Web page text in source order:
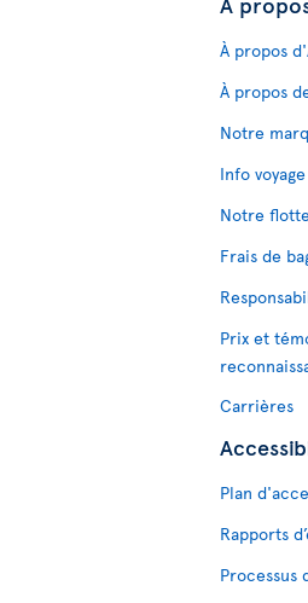
À propos
À propos
Notre
Info voyage
Notre
Frais de
Prix et
Carrières
Plan
Rapports
Processus